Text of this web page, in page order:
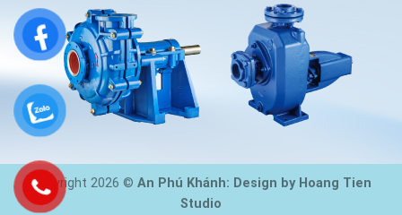
Copyright 2026 © An Phú Khánh: Design by Hoang Tien
Studio